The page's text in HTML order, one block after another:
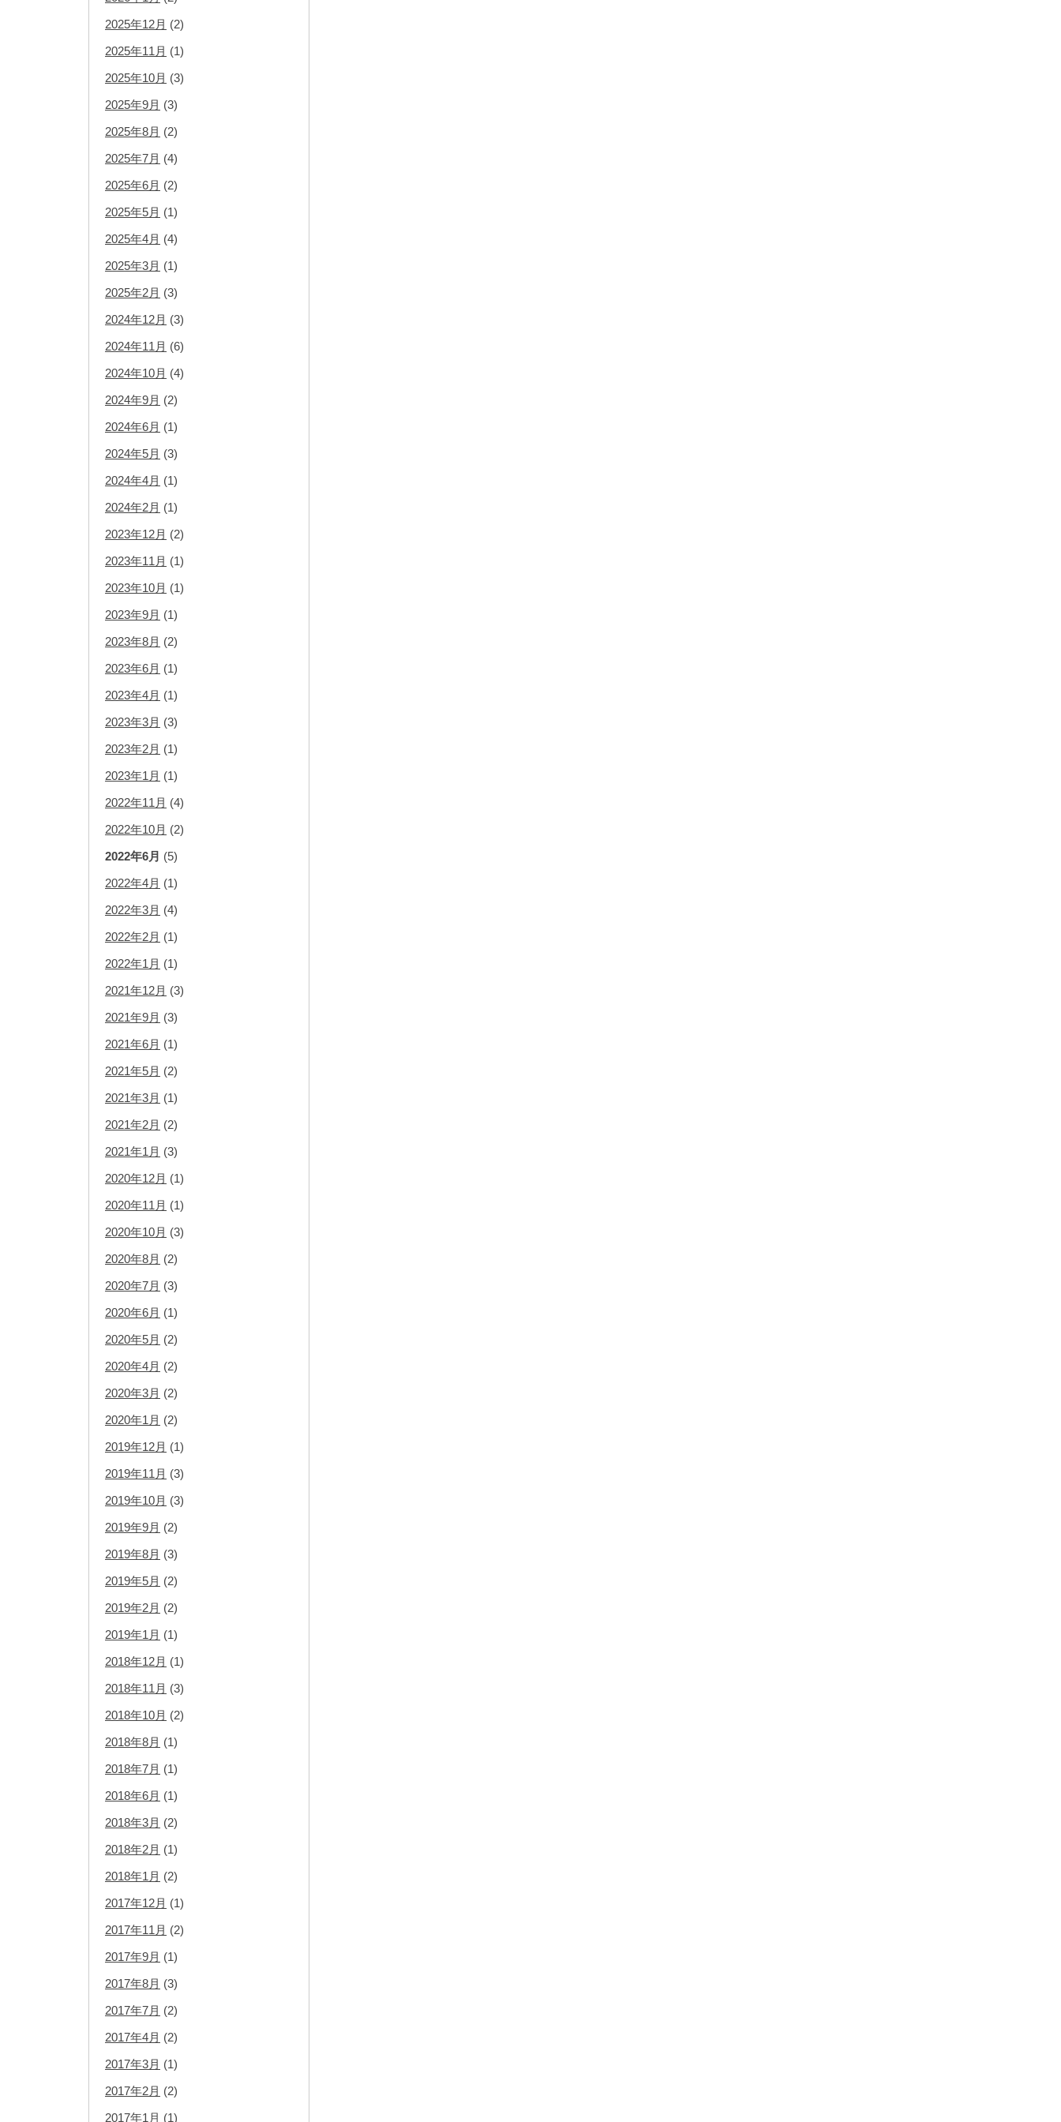
2025年12月 (2)
2025年11月 (1)
2025年10月 (3)
2025年9月 (3)
2025年8月 (2)
2025年7月 (4)
2025年6月 (2)
2025年5月 (1)
2025年4月 (4)
2025年3月 (1)
2025年2月 (3)
2024年12月 (3)
2024年11月 (6)
2024年10月 (4)
2024年9月 (2)
2024年6月 (1)
2024年5月 (3)
2024年4月 (1)
2024年2月 (1)
2023年12月 (2)
2023年11月 (1)
2023年10月 (1)
2023年9月 (1)
2023年8月 (2)
2023年6月 (1)
2023年4月 (1)
2023年3月 (3)
2023年2月 (1)
2023年1月 (1)
2022年11月 (4)
2022年10月 (2)
2022年6月 (5)
2022年4月 (1)
2022年3月 (4)
2022年2月 (1)
2022年1月 (1)
2021年12月 (3)
2021年9月 (3)
2021年6月 (1)
2021年5月 (2)
2021年3月 (1)
2021年2月 (2)
2021年1月 (3)
2020年12月 (1)
2020年11月 (1)
2020年10月 (3)
2020年8月 (2)
2020年7月 (3)
2020年6月 (1)
2020年5月 (2)
2020年4月 (2)
2020年3月 (2)
2020年1月 (2)
2019年12月 (1)
2019年11月 (3)
2019年10月 (3)
2019年9月 (2)
2019年8月 (3)
2019年5月 (2)
2019年2月 (2)
2019年1月 (1)
2018年12月 (1)
2018年11月 (3)
2018年10月 (2)
2018年8月 (1)
2018年7月 (1)
2018年6月 (1)
2018年3月 (2)
2018年2月 (1)
2018年1月 (2)
2017年12月 (1)
2017年11月 (2)
2017年9月 (1)
2017年8月 (3)
2017年7月 (2)
2017年4月 (2)
2017年3月 (1)
2017年2月 (2)
2017年1月 (1)